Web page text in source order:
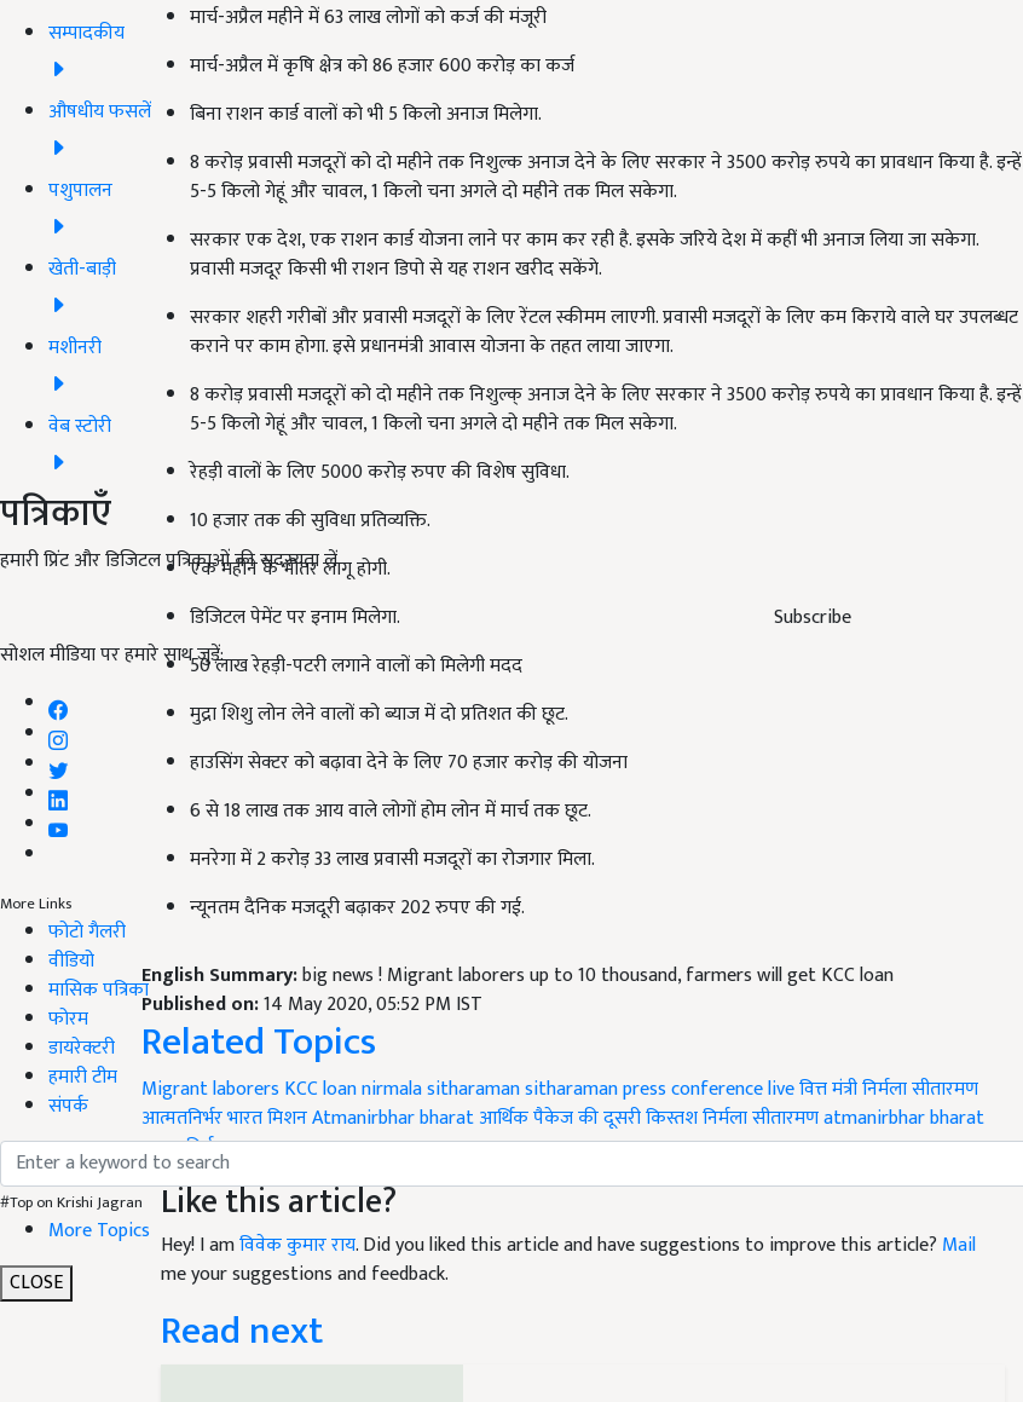
सम्पादकीय
औषधीय फसलें
पशुपालन
खेती-बाड़ी
मशीनरी
वेब स्टोरी
पत्रिकाएँ
हमारी प्रिंट और डिजिटल पत्रिकाओं की सदस्यता लें
Subscribe
सोशल मीडिया पर हमारे साथ जुड़ें:
More Links
फोटो गैलरी
वीडियो
मासिक पत्रिका
फोरम
डायरेक्टरी
हमारी टीम
संपर्क
#Top on Krishi Jagran
More Topics
CLOSE
मार्च-अप्रैल महीने में 63 लाख लोगों को कर्ज की मंजूरी
मार्च-अप्रैल में कृषि क्षेत्र को 86 हजार 600 करोड़ का कर्ज
बिना राशन कार्ड वालों को भी 5 किलो अनाज मिलेगा.
8 करोड़ प्रवासी मजदूरों को दो महीने तक निशुल्क अनाज देने के लिए सरकार ने 3500 करोड़ रुपये का प्रावधान किया है. इन्हें
5-5 किलो गेहूं और चावल, 1 किलो चना अगले दो महीने तक मिल सकेगा.
सरकार एक देश, एक राशन कार्ड योजना लाने पर काम कर रही है. इसके जरिये देश में कहीं भी अनाज लिया जा सकेगा.
प्रवासी मजदूर किसी भी राशन डिपो से यह राशन खरीद सकेंगे.
सरकार शहरी गरीबों और प्रवासी मजदूरों के लिए रेंटल स्कीमम लाएगी. प्रवासी मजदूरों के लिए कम किराये वाले घर उपलब्धट
कराने पर काम होगा. इसे प्रधानमंत्री आवास योजना के तहत लाया जाएगा.
8 करोड़ प्रवासी मजदूरों को दो महीने तक निशुल्क् अनाज देने के लिए सरकार ने 3500 करोड़ रुपये का प्रावधान किया है. इन्हें
5-5 किलो गेहूं और चावल, 1 किलो चना अगले दो महीने तक मिल सकेगा.
रेहड़ी वालों के लिए 5000 करोड़ रुपए की विशेष सुविधा.
10 हजार तक की सुविधा प्रतिव्यक्ति.
एक महीने के भीतर लागू होगी.
डिजिटल पेमेंट पर इनाम मिलेगा.
50 लाख रेहड़ी-पटरी लगाने वालों को मिलेगी मदद
मुद्रा शिशु लोन लेने वालों को ब्याज में दो प्रतिशत की छूट.
हाउसिंग सेक्टर को बढ़ावा देने के लिए 70 हजार करोड़ की योजना
6 से 18 लाख तक आय वाले लोगों होम लोन में मार्च तक छूट.
मनरेगा में 2 करोड़ 33 लाख प्रवासी मजदूरों का रोजगार मिला.
न्यूनतम दैनिक मजदूरी बढ़ाकर 202 रुपए की गई.
English Summary:big news ! Migrant laborers up to 10 thousand, farmers will get KCC loan
Published on:14 May 2020, 05:52 PM IST
Related Topics
Migrant laborers KCC loannirmala sitharamansitharaman press conference liveवित्त मंत्री निर्मला सीतारमण
आत्मतनिर्भर भारत मिशनAtmanirbhar bharatआर्थिक पैकेज की दूसरी किस्तशनिर्मला सीतारमणatmanirbhar bharat
आत्मnनिर्भर भारत
Like this article?
Hey! I amविवेक कुमार राय. Did you liked this article and have suggestions to improve this article? Mail
me your suggestions and feedback.
Read next